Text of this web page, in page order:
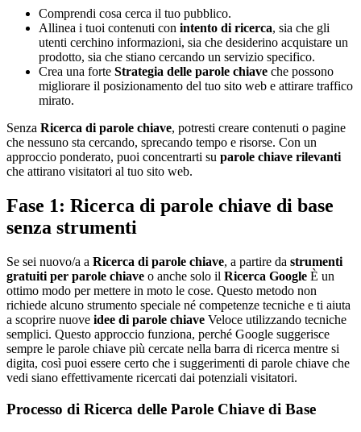
Comprendi cosa cerca il tuo pubblico.
Allinea i tuoi contenuti con intento di ricerca, sia che gli
utenti cerchino informazioni, sia che desiderino acquistare un
prodotto, sia che stiano cercando un servizio specifico.
Crea una forte Strategia delle parole chiave che possono
migliorare il posizionamento del tuo sito web e attirare traffico
mirato.
Senza Ricerca di parole chiave, potresti creare contenuti o pagine
che nessuno sta cercando, sprecando tempo e risorse. Con un
approccio ponderato, puoi concentrarti su parole chiave rilevanti
che attirano visitatori al tuo sito web.
Fase 1: Ricerca di parole chiave di base
senza strumenti
Se sei nuovo/a a Ricerca di parole chiave, a partire da strumenti
gratuiti per parole chiave o anche solo il Ricerca Google È un
ottimo modo per mettere in moto le cose. Questo metodo non
richiede alcuno strumento speciale né competenze tecniche e ti aiuta
a scoprire nuove idee di parole chiave Veloce utilizzando tecniche
semplici. Questo approccio funziona, perché Google suggerisce
sempre le parole chiave più cercate nella barra di ricerca mentre si
digita, così puoi essere certo che i suggerimenti di parole chiave che
vedi siano effettivamente ricercati dai potenziali visitatori.
Processo di Ricerca delle Parole Chiave di Base